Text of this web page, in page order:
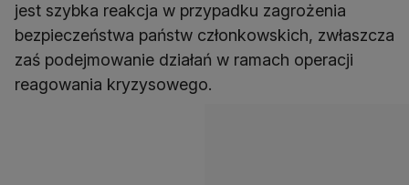
jest szybka reakcja w przypadku zagrożenia
bezpieczeństwa państw członkowskich, zwłaszcza
zaś podejmowanie działań w ramach operacji
reagowania kryzysowego.